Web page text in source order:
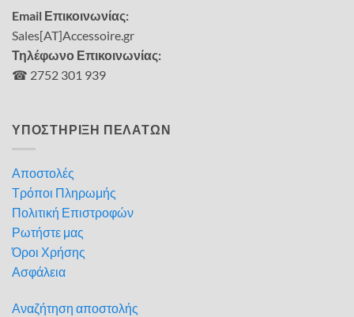
Email Επικοινωνίας:
Sales[AT]Accessoire.gr
Τηλέφωνο Επικοινωνίας:
☎ 2752 301 939
ΥΠΟΣΤΗΡΙΞΗ ΠΕΛΑΤΩΝ
Αποστολές
Τρόποι Πληρωμής
Πολιτική Επιστροφών
Ρωτήστε μας
Όροι Χρήσης
Ασφάλεια
Αναζήτηση αποστολής